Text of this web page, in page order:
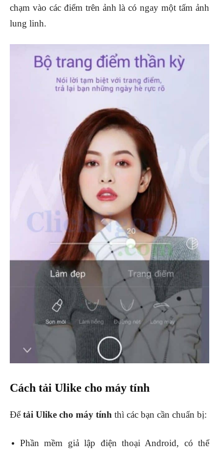
chạm vào các điểm trên ảnh là có ngay một tấm ảnh
lung linh.
Cách tải Ulike cho máy tính
Đểtải Ulike cho máy tính thì các bạn cần chuẩn bị:
Phần mềm giả lập điện thoại Android, có thể